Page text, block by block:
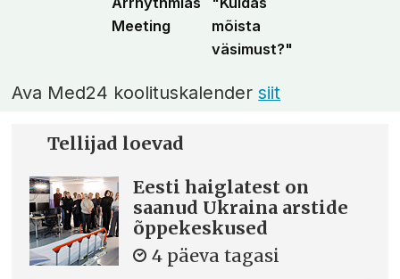
Meeting
mõista
väsimust?"
Ava Med24 koolituskalendersiit
Tellijad loevad
Eesti haiglatest on
saanud Ukraina arstide
õppekeskused
4 päeva tagasi